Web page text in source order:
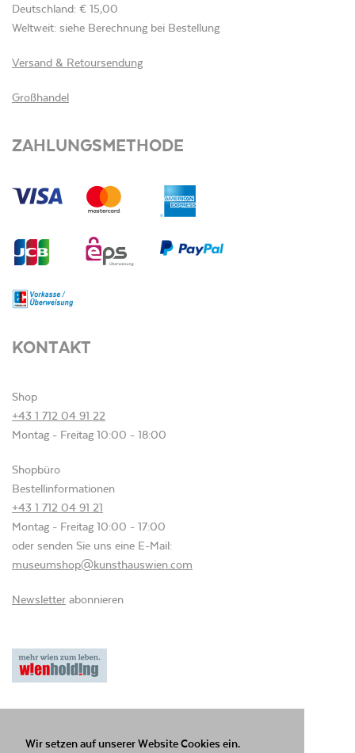
Wir setzen auf unserer Website Cookies ein.
Deutschland: € 15,00
Weltweit: siehe Berechnung bei Bestellung
Versand & Retoursendung
Großhandel
ZAHLUNGSMETHODE
KONTAKT
Shop
+43 1 712 04 91 22
Montag - Freitag 10:00 - 18:00
Shopbüro
Bestellinformationen
+43 1 712 04 91 21
Montag - Freitag 10:00 - 17:00
oder senden Sie uns eine E-Mail:
museumshop@kunsthauswien.com
Newsletter abonnieren